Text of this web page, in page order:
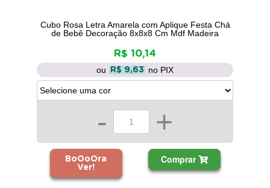
Cubo Rosa Letra Amarela com Aplique Festa Chá
de Bebê Decoração 8x8x8 Cm Mdf Madeira
R$ 10,14
ou R$ 9,63 no PIX
- +
BoOoOra
Ver!
Comprar